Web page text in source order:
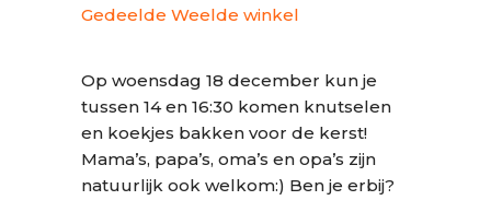
Gedeelde Weelde winkel
Op woensdag 18 december kun je
tussen 14 en 16:30 komen knutselen
en koekjes bakken voor de kerst!
Mama’s, papa’s, oma’s en opa’s zijn
natuurlijk ook welkom:) Ben je erbij?